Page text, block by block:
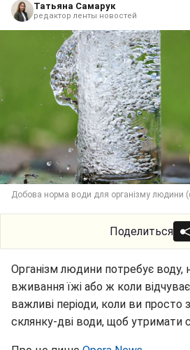
Татьяна Самарук
редактор ленты новостей
Добова норма води для організму людини
Поделиться
Організм людини потребує воду,
вживання їжі або ж коли
важливі періоди, коли ви просто
склянку-дві води, щоб утримати